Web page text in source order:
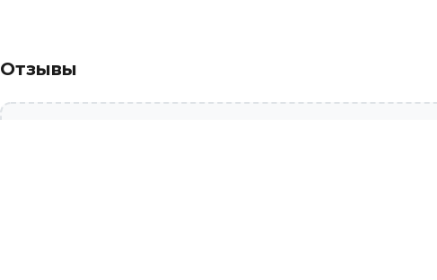
Отзывы